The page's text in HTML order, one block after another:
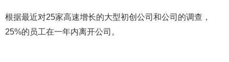
根据最近对25家高速增长的大型初创公司和公司的调查，
25%的员工在一年内离开公司。